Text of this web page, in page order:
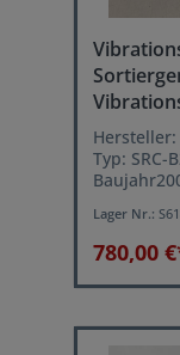
Typ: SRC-
Topf-
Lager Nr.:
780,00